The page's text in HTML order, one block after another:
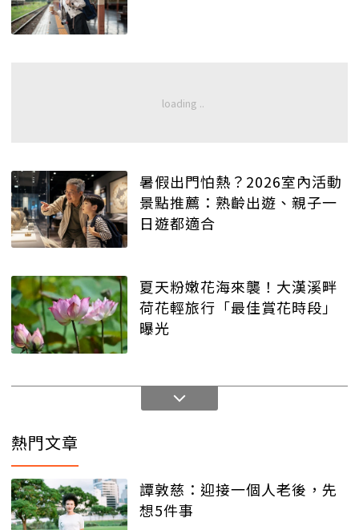
暑假出門怕熱？2026室內活動
景點推薦：熟齡出遊、親子一
日遊都適合
夏天粉嫩花海來襲！大漢溪畔
荷花輕旅行「最佳賞花時段」
曝光
熱門文章
譚敦慈：迎接一個人老後，先
想5件事